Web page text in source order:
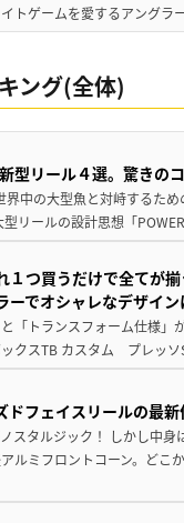
トゲームを愛するアング
ング(全体)
型リール４選。驚きの
界中の大型魚と対峙するた
リールの設計思想「
１つ買うだけで全てが
でオシャレなデザイン
「トランスフォーム仕様
クスTB カスタム プレッ
ドフェイスリールの最
スタルジック！ しかし中
ルミフロントコーン。どこ